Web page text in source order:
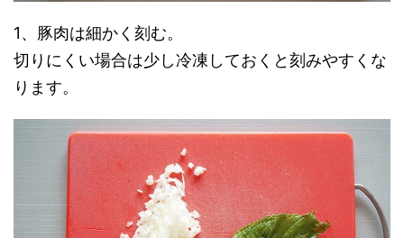
1、豚肉は細かく刻む。
切りにくい場合は少し冷凍しておくと刻みやすくな
ります。